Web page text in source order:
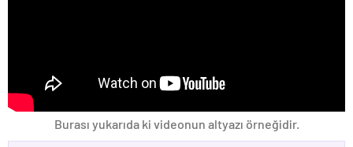
Burası yukarıda ki videonun altyazı örneğidir.